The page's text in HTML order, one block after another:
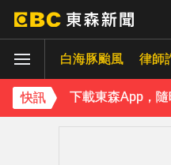
白海豚颱風 律師
快訊
下載東森App，隨